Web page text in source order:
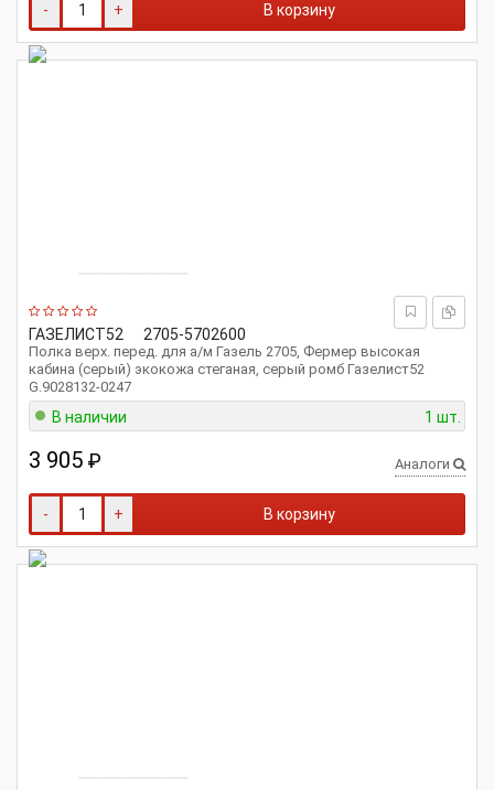
- + В корзину
ГАЗЕЛИСТ52 2705-5702600
Полка верх. перед. для а/м Газель 2705, Фермер высокая
кабина (серый) экокожа стеганая, серый ромб Газелист52
G.9028132-0247
В наличии 1 шт.
3 905 ₽ Аналоги
- + В корзину